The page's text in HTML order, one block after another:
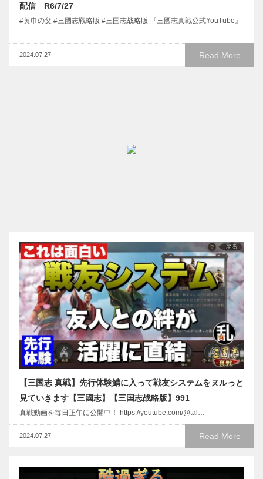
配信 R6/7/27
#黄巾の父 #三國志戰略版 #三国志战略版 『三國志真戦公式YouTube』
…
Read More
2024.07.27
【三国志 真戦】先行体験鯖に入って戦友システムをヌルっと
見ていきます【三國志】【三国志战略版】991
真戦動画を毎日正午に公開中！ https://youtube.com/@tal…
Read More
2024.07.27